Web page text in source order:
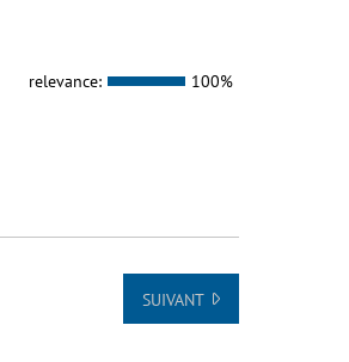
relevance: 100%
SUIVANT